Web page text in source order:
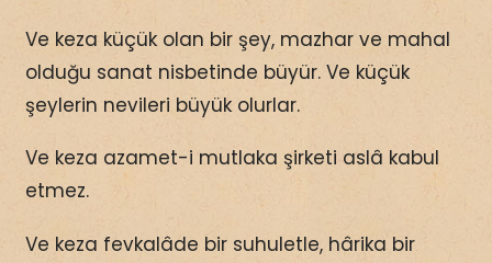
Ve keza küçük olan bir şey, mazhar ve mahal
olduğu sanat nisbetinde büyür. Ve küçük
şeylerin nevileri büyük olurlar.
Ve keza azamet-i mutlaka şirketi aslâ kabul
etmez.
Ve keza fevkalâde bir suhuletle, hârika bir